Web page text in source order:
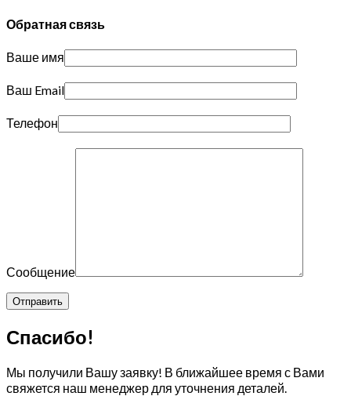
Обратная связь
Ваше имя
Ваш Email
Телефон
Сообщение
Спасибо!
Мы получили Вашу заявку! В ближайшее время с Вами
свяжется наш менеджер для уточнения деталей.